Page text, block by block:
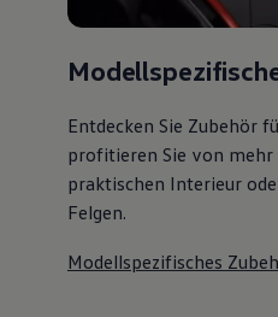
Entdecken Sie Zubehör
profitieren Sie von mehr
praktischen Interieur
Felgen.
Modellspezifisches